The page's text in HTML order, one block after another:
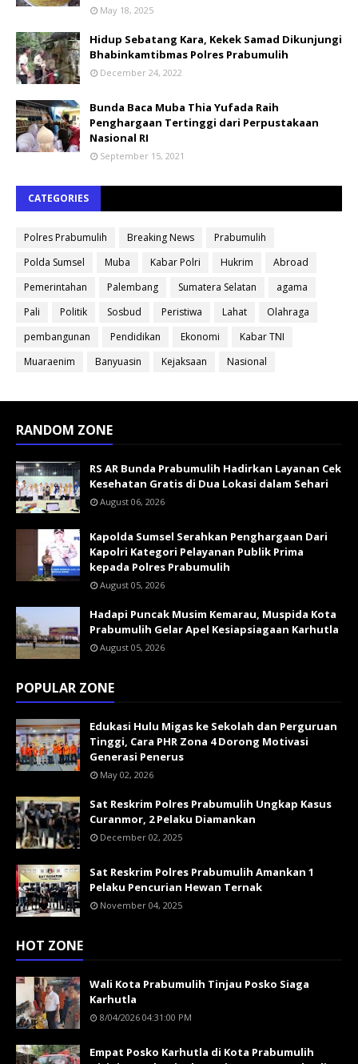
May 18, 2025
Hidup Sebatang Kara, Kekek Samad Dikunjungi
Bhabinkamtibmas Polres Prabumulih
December 24, 2022
Bunda Baca Muba Thia Yufada Raih
Penghargaan Tertinggi dari Perpustakaan
Nasional RI
September 15, 2021
CATEGORIES
Polres Prabumulih Breaking News
Prabumulih
Polda Sumsel
Muba Kabar Polri Hukrim
Abroad
Pemerintahan
Palembang Sumatera Selatan
agama
Pali
Politik Sosbud Peristiwa Lahat
Olahraga
pembangunan
Pendidikan Ekonomi
Kabar TNI
Muaraenim
Banyuasin Kejaksaan Nasional
RANDOM ZONE
RS AR Bunda Prabumulih Hadirkan Layanan Cek
Kesehatan Gratis di Dua Lokasi dalam Sehari
August 06, 2026
Kapolda Sumsel Serahkan Penghargaan Dari
Kapolri Kategori Pelayanan Publik Prima
kepada Polres Prabumulih
August 05, 2026
Hadapi Puncak Musim Kemarau, Muspida Kota
Prabumulih Gelar Apel Kesiapsiagaan Karhutla
August 05, 2026
POPULAR ZONE
Edukasi Hulu Migas ke Sekolah dan Perguruan
Tinggi, Cara PHR Zona 4 Dorong Motivasi
Generasi Penerus
May 02, 2026
Sat Reskrim Polres Prabumulih Ungkap Kasus
Curanmor, 2 Pelaku Diamankan
December 02, 2025
Sat Reskrim Polres Prabumulih Amankan 1
Pelaku Pencurian Hewan Ternak
November 04, 2025
HOT ZONE
Wali Kota Prabumulih Tinjau Posko Siaga
Karhutla
8/04/2026 04:31:00 PM
Empat Posko Karhutla di Kota Prabumulih